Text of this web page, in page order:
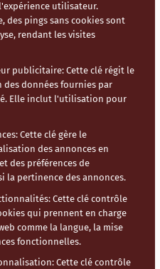
utilisateur.
des pings sans cookies sont
rendant les visites
publicitaire: Cette clé régit le
données fournies par
Elle inclut l'utilisation pour
: Cette clé gère le
des annonces en
des préférences de
pertinence des annonces.
: Cette clé contrôle
qui prennent en charge
comme la langue, la mise
fonctionnelles.
: Cette clé contrôle